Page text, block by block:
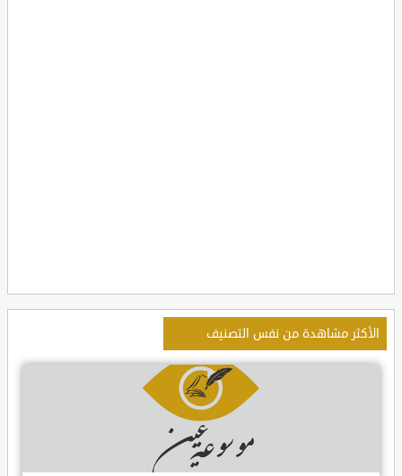
الأكثر مشاهدة من نفس التصنيف